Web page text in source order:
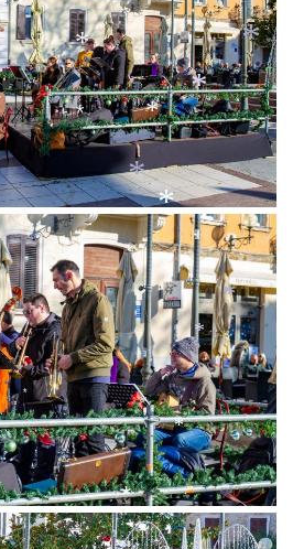
*
*
*
*
*
*
*
*
*
*
*
*
*
*
*